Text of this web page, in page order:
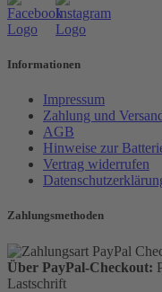
Informationen
Impressum
Zahlung und
AGB
Hinweise zur
Vertrag widerrufen
Zahlungsmethoden
Über PayPal-Checkout:
Lastschrift